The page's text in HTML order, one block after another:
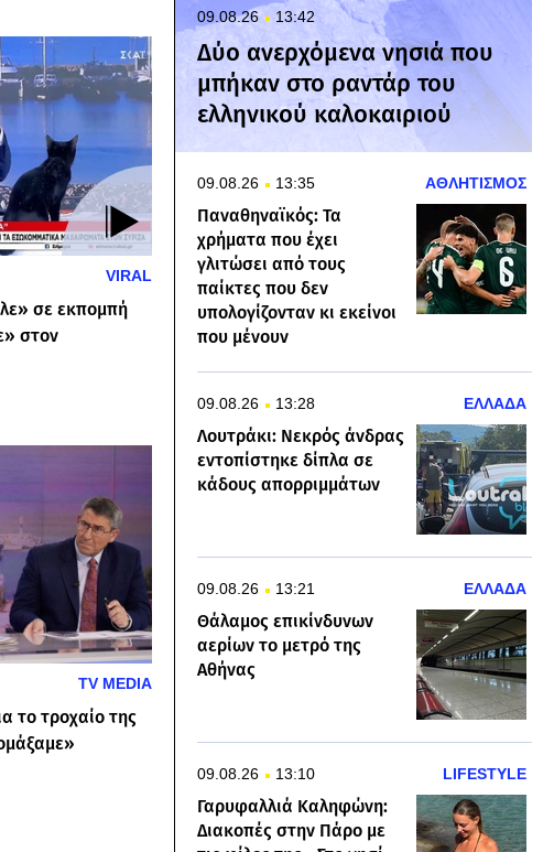
VIRAL
σε εκπομπή
στον
TV MEDIA
το τροχαίο της
09.08.26 13:42
Δύο ανερχόμενα νησιά που
μπήκαν στο ραντάρ του
ελληνικού καλοκαιριού
09.08.26 13:35 ΑΘΛΗΤΙΣΜΟΣ
Παναθηναϊκός: Τα
χρήματα που έχει
γλιτώσει από τους
παίκτες που δεν
υπολογίζονταν κι εκείνοι
που μένουν
09.08.26 13:28 ΕΛΛΑΔΑ
Λουτράκι: Νεκρός άνδρας
εντοπίστηκε δίπλα σε
κάδους απορριμμάτων
09.08.26 13:21 ΕΛΛΑΔΑ
Θάλαμος επικίνδυνων
αερίων το μετρό της
Αθήνας
09.08.26 13:10 LIFESTYLE
Γαρυφαλλιά Καληφώνη:
Διακοπές στην Πάρο με